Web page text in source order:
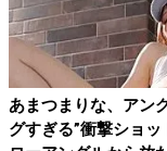
あまつまりな、アン
グすぎる”衝撃ショッ